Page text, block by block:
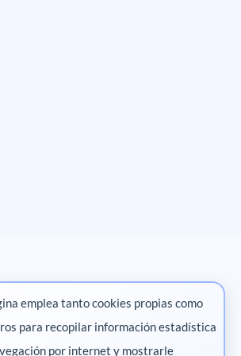
Marketing digital
emplea tanto cookies propias como
para recopilar información estadística
por internet y mostrarle